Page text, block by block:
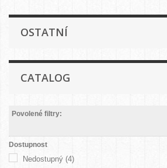
OSTATNÍ
CATALOG
Povolené filtry:
Dostupnost
Nedostupný (4)